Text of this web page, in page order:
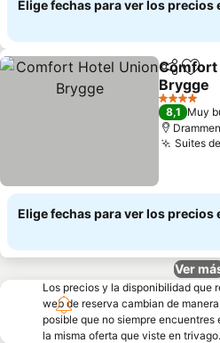
Elige fechas para ver los precios
Compartir
Comfort
Brygge
4 Estrellas
8,1 Muy
Drammen
Suites
Elige fechas para ver los precios
Ver
Los precios y la disponibilidad que
web de reserva cambian de
posible que no siempre
la misma oferta que viste en trivago.